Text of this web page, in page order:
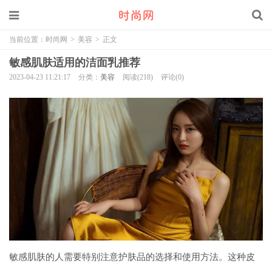
当前位置： 时尚网 > 美容 > 正文
敏感肌肤适用的洁面乳推荐
2023-04-23 11:21:17 分类： 美容 阅读(218) 评论(0)
敏感肌肤的人需要特别注意护肤品的选择和使用方法。这种皮